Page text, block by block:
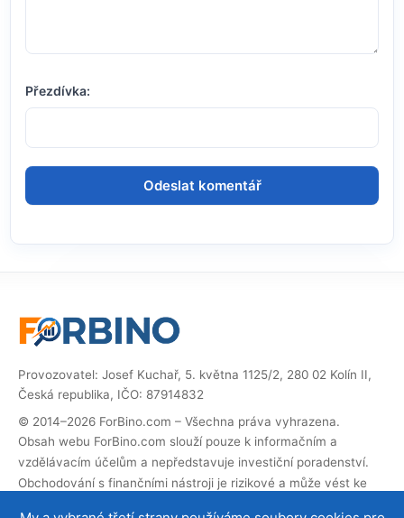
Přezdívka:
Provozovatel: Josef Kuchař, 5. května 1125/2, 280 02 Kolín II,
Česká republika, IČO: 87914832
© 2014–2026 ForBino.com – Všechna práva vyhrazena.
Obsah webu ForBino.com slouží pouze k informačním a
vzdělávacím účelům a nepředstavuje investiční poradenství.
Obchodování s finančními nástroji je rizikové a může vést ke